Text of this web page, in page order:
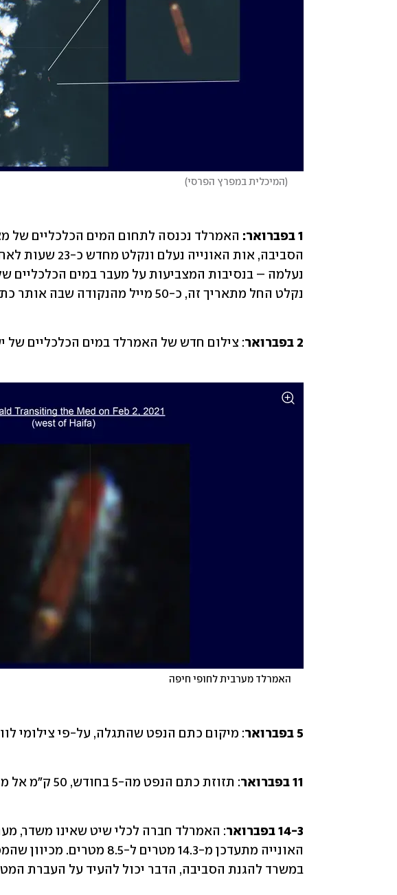
( המיכלית במפרץ הפרסי)
1 בפברואר:
2 בפברואר
5 בפברואר
11 בפברואר
14-3 בפברואר